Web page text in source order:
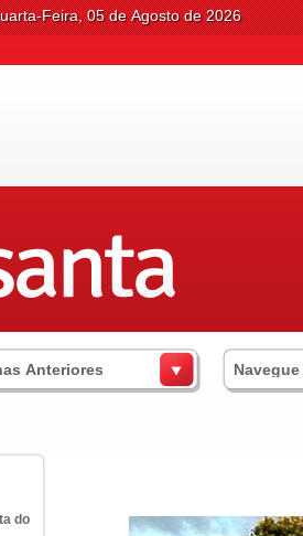
Feira, 05 de Agosto de 2026
Anteriores
do